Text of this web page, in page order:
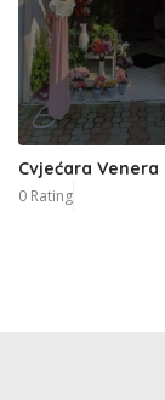
Cvjećara Venera
0 Rating